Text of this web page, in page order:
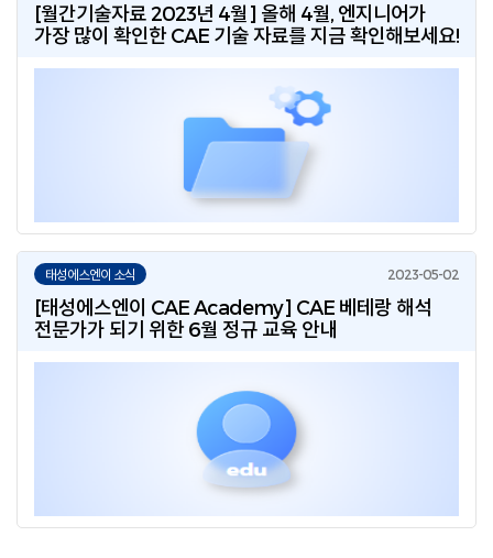
[월간기술자료 2023년 4월] 올해 4월, 엔지니어가
가장 많이 확인한 CAE 기술 자료를 지금 확인해보세요!
태성에스엔이 소식
[태성에스엔이 CAE Academy] CAE 베테랑 해석
전문가가 되기 위한 6월 정규 교육 안내